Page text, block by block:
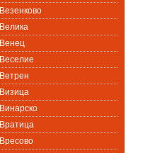
Везенково
Велика
Венец
Веселие
Ветрен
Визица
Винарско
Вратица
Вресово